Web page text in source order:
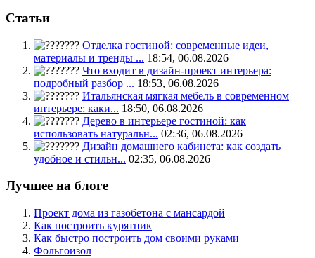
Статьи
Отделка гостиной: современные идеи,
материалы и тренды ... 18:54, 06.08.2026
Что входит в дизайн-проект интерьера:
подробный разбор ... 18:53, 06.08.2026
Итальянская мягкая мебель в современном
интерьере: каки... 18:50, 06.08.2026
Дерево в интерьере гостиной: как
использовать натуральн... 02:36, 06.08.2026
Дизайн домашнего кабинета: как создать
удобное и стильн... 02:35, 06.08.2026
Лучшее на блоге
Проект дома из газобетона с мансардой
Как построить курятник
Как быстро построить дом своими руками
Фольгоизол